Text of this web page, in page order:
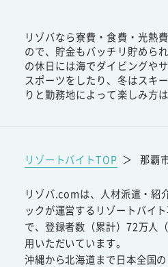
リゾバなら寮費・食費・光熱
ので、貯金もバッチリ貯めら
の休日には海でダイビングや
スポーツをしたり、冬はスキ
りと勤務地によって楽しみ方
リゾートバイトTOP ＞ 那覇
リゾバ.comは、人材派遣・紹
ックが運営するリゾートバイ
で、登録者数（累計）72万人
用いただいています。
沖縄から北海道まで日本全国